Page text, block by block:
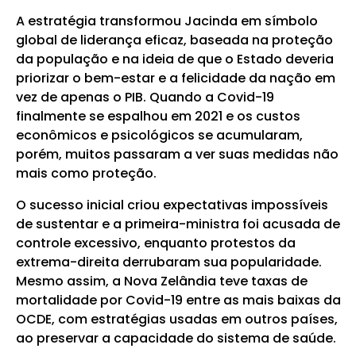
A estratégia transformou Jacinda em símbolo
global de liderança eficaz, baseada na proteção
da população e na ideia de que o Estado deveria
priorizar o bem-estar e a felicidade da nação em
vez de apenas o PIB. Quando a Covid-19
finalmente se espalhou em 2021 e os custos
econômicos e psicológicos se acumularam,
porém, muitos passaram a ver suas medidas não
mais como proteção.
O sucesso inicial criou expectativas impossíveis
de sustentar e a primeira-ministra foi acusada de
controle excessivo, enquanto protestos da
extrema-direita derrubaram sua popularidade.
Mesmo assim, a Nova Zelândia teve taxas de
mortalidade por Covid-19 entre as mais baixas da
OCDE, com estratégias usadas em outros países,
ao preservar a capacidade do sistema de saúde.